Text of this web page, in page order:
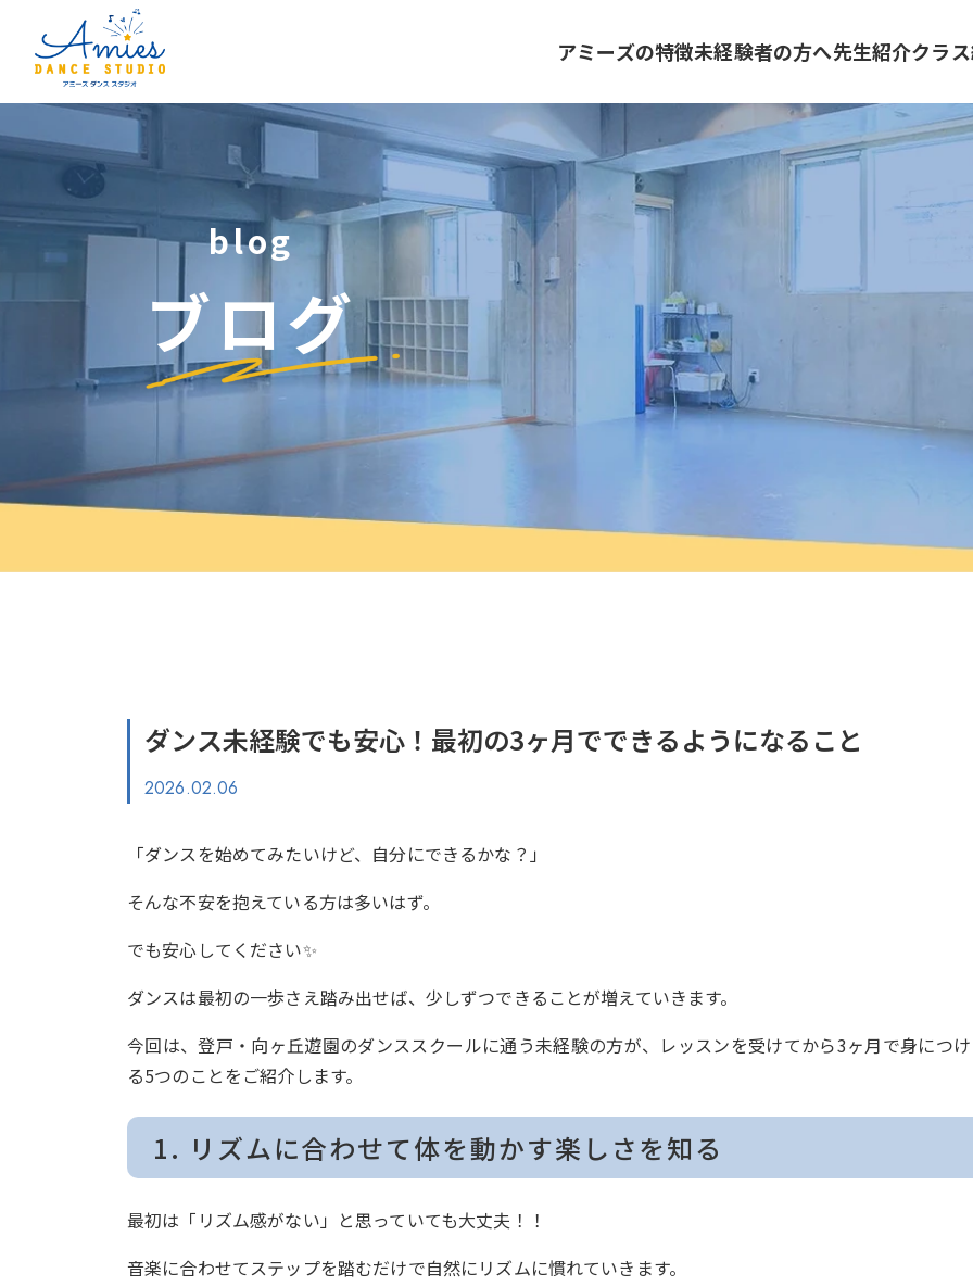
アミーズの特徴未経験者の方へ先生紹介クラ
blog
ブログ
ダンス未経験でも安心！最初の3ヶ月でできるようになること
2026.02.06
「ダンスを始めてみたいけど、自分にできるかな？」
そんな不安を抱えている方は多いはず。
でも安心してください✨
ダンスは最初の一歩さえ踏み出せば、少しずつできることが増えていきます。
今回は、登戸・向ヶ丘遊園のダンススクールに通う未経験の方が、レッスンを受けてから3ヶ月で身につ
る5つのことをご紹介します。
1. リズムに合わせて体を動かす楽しさを知る
最初は「リズム感がない」と思っていても大丈夫！！
音楽に合わせてステップを踏むだけで自然にリズムに慣れていきます。